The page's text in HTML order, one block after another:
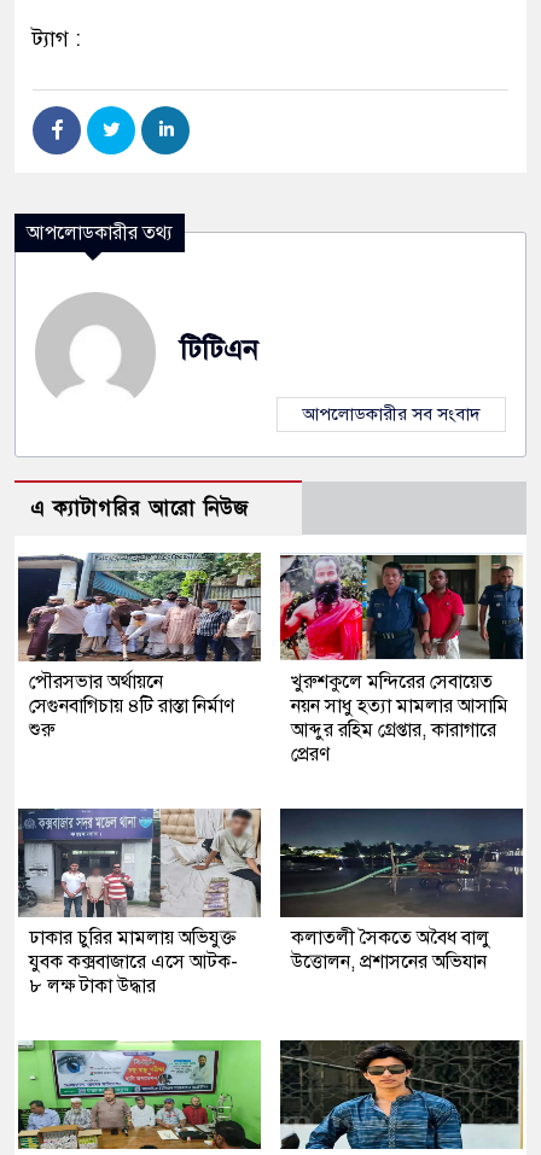
ট্যাগ :
আপলোডকারীর তথ্য
টিটিএন
আপলোডকারীর সব সংবাদ
এ ক্যাটাগরির আরো নিউজ
পৌরসভার অর্থায়নে
সেগুনবাগিচায় ৪টি রাস্তা নির্মাণ
শুরু
খুরুশকুলে মন্দিরের সেবায়েত
নয়ন সাধু হত্যা মামলার আসামি
আব্দুর রহিম গ্রেপ্তার, কারাগারে
প্রেরণ
ঢাকার চুরির মামলায় অভিযুক্ত
যুবক কক্সবাজারে এসে আটক-
৮ লক্ষ টাকা উদ্ধার
কলাতলী সৈকতে অবৈধ বালু
উত্তোলন, প্রশাসনের অভিযান